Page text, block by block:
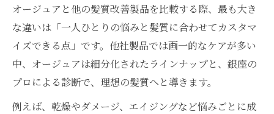
オージュアと他の髪質改善製品を比較する際、最も大き
な違いは「一人ひとりの悩みと髪質に合わせてカスタマ
イズできる点」です。他社製品では画一的なケアが多い
中、オージュアは細分化されたラインナップと、銀座の
プロによる診断で、理想の髪質へと導きます。
例えば、乾燥やダメージ、エイジングなど悩みごとに成